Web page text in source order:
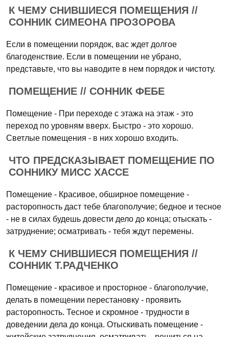
К ЧЕМУ СНИВШИЕСЯ ПОМЕЩЕНИЯ //
СОННИК СИМЕОНА ПРОЗОРОВА
Если в помещении порядок, вас ждет долгое
благоденствие. Если в помещении не убрано,
представьте, что вы наводите в нем порядок и чистоту.
ПОМЕЩЕНИЕ // СОННИК ФЕБЕ
Помещение - При переходе с этажа на этаж - это
переход по уровням вверх. Быстро - это хорошо.
Светлые помещения - в них хорошо входить.
ЧТО ПРЕДСКАЗЫВАЕТ ПОМЕЩЕНИЕ ПО
СОННИКУ МИСС ХАССЕ
Помещение - Красивое, обширное помещение -
расторопность даст тебе благополучие; бедное и тесное
- не в силах будешь довести дело до конца; отыскать -
затруднение; осматривать - тебя ждут перемены.
К ЧЕМУ СНИВШИЕСЯ ПОМЕЩЕНИЯ //
СОННИК Т.РАДЧЕНКО
Помещение - красивое и просторное - благополучие,
делать в помещении перестановку - проявить
расторопность. Тесное и скромное - трудности в
доведении дела до конца. Отыскивать помещение -